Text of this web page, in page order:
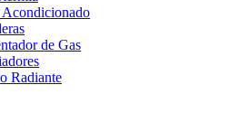
Acondicionado
de Gas
Radiante